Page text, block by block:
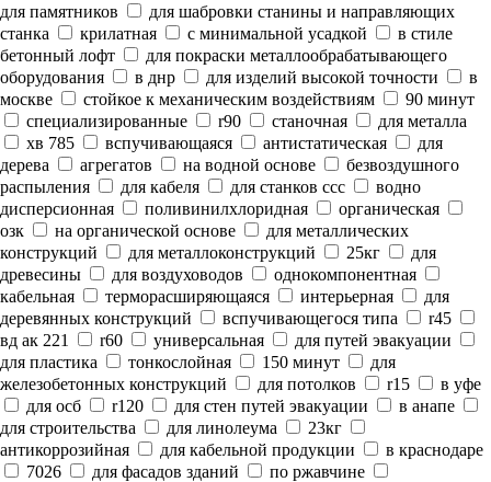
для памятников
для шабровки станины и направляющих
станка
крилатная с минимальной усадкой
в стиле
бетонный лофт
для покраски металлообрабатывающего
оборудования
в днр для изделий высокой точности
в
москве
стойкое к механическим воздействиям
90 минут
специализированные
r90 станочная
для металла
хв 785
вспучивающаяся антистатическая
для
дерева
агрегатов на водной основе
безвоздушного
распыления
для кабеля для станков ссс
водно
дисперсионная
поливинилхлоридная
органическая
озк
на органической основе
для металлических
конструкций
для металлоконструкций 25кг
для
древесины
для воздуховодов
однокомпонентная
кабельная
терморасширяющаяся интерьерная
для
деревянных конструкций
вспучивающегося типа
r45
вд ак 221
r60 универсальная
для путей эвакуации
для пластика
тонкослойная 150 минут
для
железобетонных конструкций
для потолков r15
в уфе
для осб
r120 для стен путей эвакуации
в анапе
для строительства
для линолеума
23кг
антикоррозийная
для кабельной продукции
в краснодаре
7026
для фасадов зданий
по ржавчине